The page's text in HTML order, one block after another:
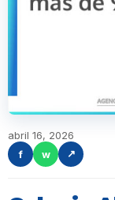
abril 16, 2026
f
w ↗